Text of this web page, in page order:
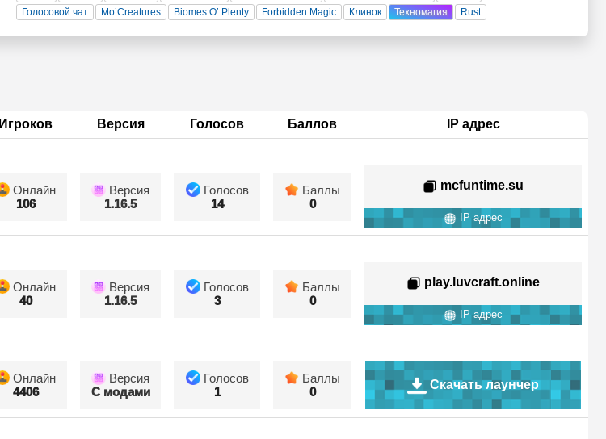
Голосовой чат
Mo’Creatures Biomes O’ Plenty Forbidden Magic Клинок Техномагия Rust
Игроков Версия Голосов Баллов IP адрес
Онлайн
106
Версия
1.16.5
Голосов
14
Баллы
0
mcfuntime.su
IP адрес
Онлайн
40
Версия
1.16.5
Голосов
3
Баллы
0
play.luvcraft.online
IP адрес
Онлайн
4406
Версия
С модами
Голосов
1
Баллы
0
Скачать лаунчер